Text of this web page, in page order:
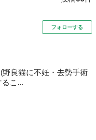
フォローする
良猫に不妊・去勢手術
こ...